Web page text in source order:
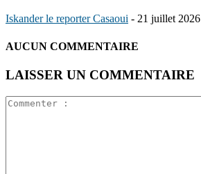
Iskander le reporter Casaoui - 21 juillet 2026
AUCUN COMMENTAIRE
LAISSER UN COMMENTAIRE